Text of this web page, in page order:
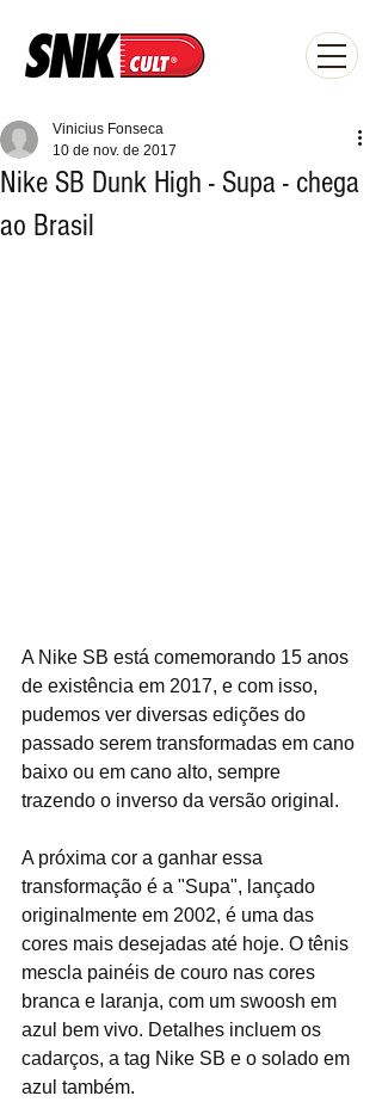
Nike SB Dunk High - Supa - chega
ao Brasil
Vinicius Fonseca
10 de nov. de 2017
A Nike SB está comemorando 15 anos
de existência em 2017, e com isso,
pudemos ver diversas edições do
passado serem transformadas em cano
baixo ou em cano alto, sempre
trazendo o inverso da versão original.
A próxima cor a ganhar essa
transformação é a "Supa", lançado
originalmente em 2002, é uma das
cores mais desejadas até hoje. O tênis
mescla painéis de couro nas cores
branca e laranja, com um swoosh em
azul bem vivo. Detalhes incluem os
cadarços, a tag Nike SB e o solado em
azul também.